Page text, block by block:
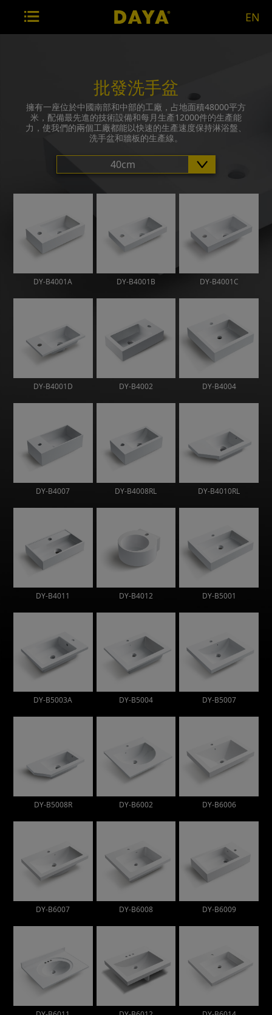
EN
批發洗手盆
擁有一座位於中國南部和中部的工廠，占地面積48000平方
米，配備最先進的技術設備和每月生產12000件的生產能
力，使我們的兩個工廠都能以快速的生產速度保持淋浴盤、
洗手盆和牆板的生產線。
40cm
DY-B4001A DY-B4001B DY-B4001C
DY-B4001D DY-B4002 DY-B4004
DY-B4007 DY-B4008RL DY-B4010RL
DY-B4011 DY-B4012 DY-B5001
DY-B5003A DY-B5004 DY-B5007
DY-B5008R DY-B6002 DY-B6006
DY-B6007 DY-B6008 DY-B6009